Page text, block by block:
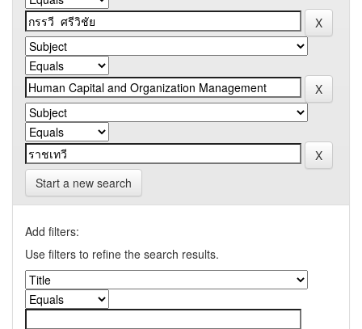
Start a new search
Add filters:
Use filters to refine the search results.